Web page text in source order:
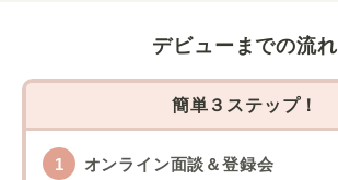
デビューまでの流れ
簡単３ステップ！
オンライン面談＆登録会